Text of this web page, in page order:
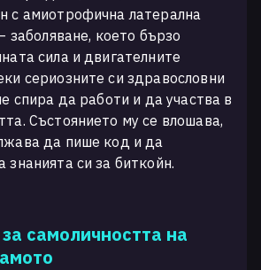
с амиотрофична латерална
заболяване, което бързо
сила и двигателните
сериозните си здравословни
спира да работи и да участва в
Състоянието му се влошава,
да пише код и да
знанията си за биткойн.
самоличността на